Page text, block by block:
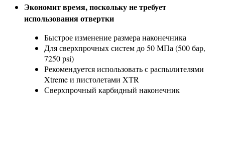
Экономит время, поскольку не требует
использования отвертки
Быстрое изменение размера наконечника
Для сверхпрочных систем до 50 МПа (500 бар,
7250 psi)
Рекомендуется использовать с распылителями
Xtreme и пистолетами XTR
Сверхпрочный карбидный наконечник